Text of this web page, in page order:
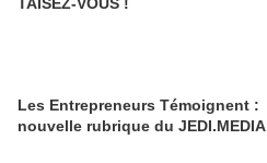
Les Entrepreneurs Témoignent :
nouvelle rubrique du JEDI.MEDIA